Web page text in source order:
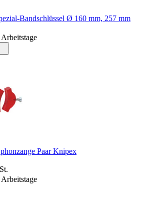
Bandschlüssel Ø 160 mm, 257 mm
Paar Knipex